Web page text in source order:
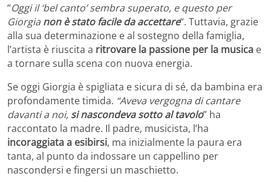
“Oggi il ‘bel canto’ sembra superato, e questo per
Giorgia non è stato facile da accettare“. Tuttavia, grazie
alla sua determinazione e al sostegno della famiglia,
l’artista è riuscita a ritrovare la passione per la musica e
a tornare sulla scena con nuova energia.
Se oggi Giorgia è spigliata e sicura di sé, da bambina era
profondamente timida. “Aveva vergogna di cantare
davanti a noi, si nascondeva sotto al tavolo” ha
raccontato la madre. Il padre, musicista, l’ha
incoraggiata a esibirsi, ma inizialmente la paura era
tanta, al punto da indossare un cappellino per
nascondersi e fingersi un maschietto.